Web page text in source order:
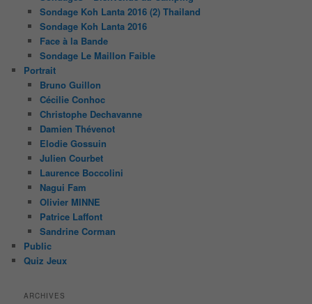
Sondage Koh Lanta 2016 (2) Thailand
Sondage Koh Lanta 2016
Face à la Bande
Sondage Le Maillon Faible
Portrait
Bruno Guillon
Cécilie Conhoc
Christophe Dechavanne
Damien Thévenot
Elodie Gossuin
Julien Courbet
Laurence Boccolini
Nagui Fam
Olivier MINNE
Patrice Laffont
Sandrine Corman
Public
Quiz Jeux
ARCHIVES